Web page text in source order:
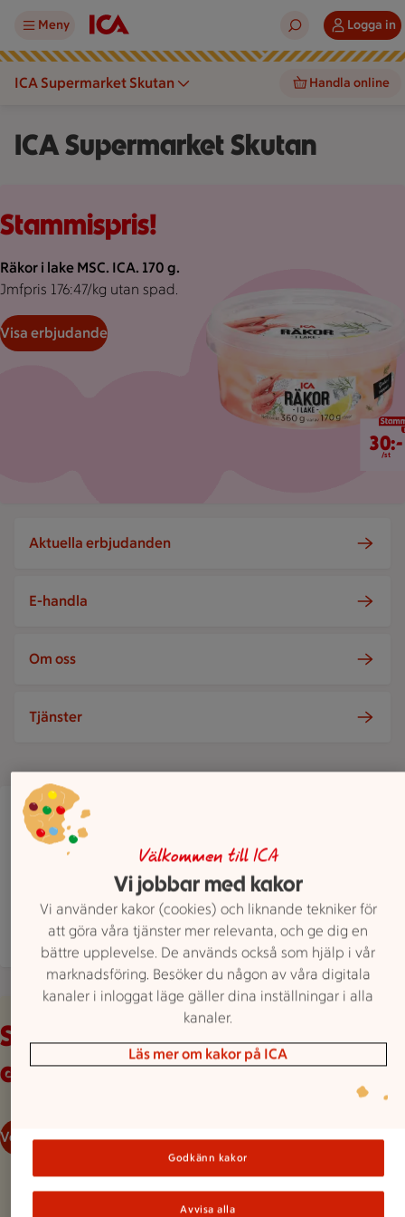
Meny Logga in
ICA Supermarket Skutan Handla online
ICA Supermarket Skutan
Stammispris!
Räkor i lake MSC. ICA. 170 g.
Jmfpris 176:47/kg utan spad.
Visa erbjudande
30 kr/st
30:-
/st
Aktuella erbjudanden
E-handla
Om oss
Tjänster
ICA Supermarket Skutan har stängt idag,
StängtÖppnar imorgon 7
Hitta hit 0525 64800 Mejla butiken
Mer butiksinfo
Veckans reklamblad
Se våra aktuella
erbjudanden
Veckans reklamblad
Välkommen till ICA
Vi jobbar med kakor
Vi använder kakor (cookies) och liknande tekniker för
att göra våra tjänster mer relevanta, och ge dig en
bättre upplevelse. De används också som hjälp i vår
marknadsföring. Besöker du någon av våra digitala
kanaler i inloggat läge gäller dina inställningar i alla
kanaler.
Läs mer om kakor på ICA
Godkänn kakor
Avvisa alla